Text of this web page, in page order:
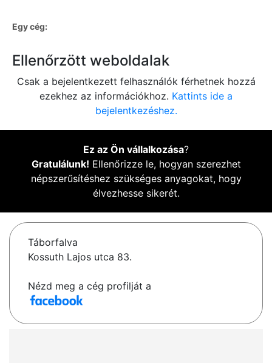
Egy cég:
Ellenőrzött weboldalak
Csak a bejelentkezett felhasználók férhetnek hozzá
ezekhez az információkhoz. Kattints ide a
bejelentkezéshez.
Ez az Ön vállalkozása?
Gratulálunk! Ellenőrizze le, hogyan szerezhet
népszerűsítéshez szükséges anyagokat, hogy
élvezhesse sikerét.
Táborfalva
Kossuth Lajos utca 83.
Nézd meg a cég profilját a